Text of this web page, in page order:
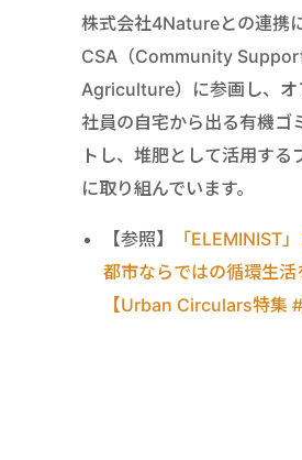
株式会社4Natureとの連携に
CSA（Community
Agriculture）に参画し、オ
社員の自宅から出る有機ゴ
トし、堆肥として活用する
に取り組んでいます。
【参照】
「ELEMINIST
都市ならではの循環生活
【Urban Circulars特集